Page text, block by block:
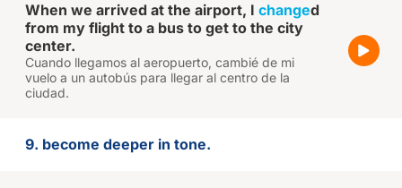
When we arrived at the airport, I changed
from my flight to a bus to get to the city
center.
Cuando llegamos al aeropuerto, cambié de mi
vuelo a un autobús para llegar al centro de la
ciudad.
9. become deeper in tone.